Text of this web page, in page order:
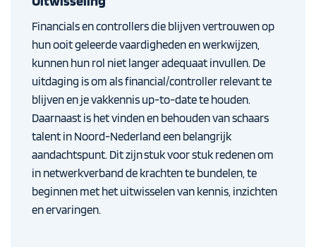
Financials en controllers die blijven vertrouwen op
hun ooit geleerde vaardigheden en werkwijzen,
kunnen hun rol niet langer adequaat invullen. De
uitdaging is om als financial/controller relevant te
blijven en je vakkennis up-to-date te houden.
Daarnaast is het vinden en behouden van schaars
talent in Noord-Nederland een belangrijk
aandachtspunt. Dit zijn stuk voor stuk redenen om
in netwerkverband de krachten te bundelen, te
beginnen met het uitwisselen van kennis, inzichten
en ervaringen.